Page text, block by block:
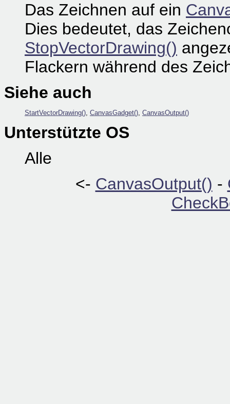
Das Zeichnen auf ein
Dies bedeutet, das
StopVectorDrawing()
Flackern während des
Siehe auch
StartVectorDrawing(), CanvasGadget(), CanvasOutput()
Unterstützte OS
Alle
<- CanvasOutput() -